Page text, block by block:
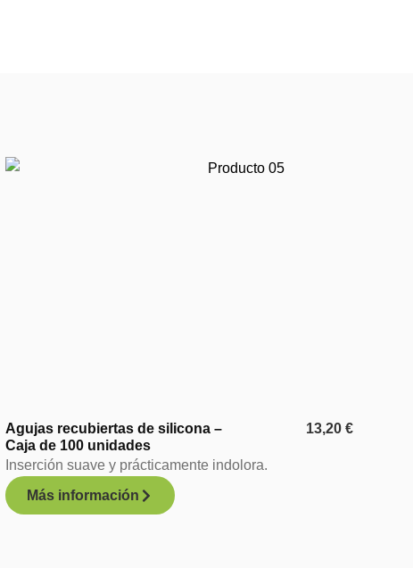
Agujas recubiertas de silicona –
Caja de 100 unidades
13,20 €
Inserción suave y prácticamente indolora.
Más información